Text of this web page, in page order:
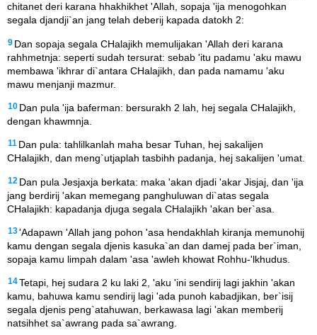
chitanet deri karana hhakhikhet 'Allah, sopaja 'ija menogohkan
segala djandji`an jang telah deberij kapada datokh 2:
9 Dan sopaja segala CHalajikh memulijakan 'Allah deri karana
rahhmetnja: seperti sudah tersurat: sebab 'itu padamu 'aku mawu
membawa 'ikhrar di`antara CHalajikh, dan pada namamu 'aku
mawu menjanji mazmur.
10 Dan pula 'ija baferman: bersurakh 2 lah, hej segala CHalajikh,
dengan khawmnja.
11 Dan pula: tahlilkanlah maha besar Tuhan, hej sakalijen
CHalajikh, dan meng`utjaplah tasbihh padanja, hej sakalijen 'umat.
12 Dan pula Jesjaxja berkata: maka 'akan djadi 'akar Jisjaj, dan 'ija
jang berdirij 'akan memegang panghuluwan di`atas segala
CHalajikh: kapadanja djuga segala CHalajikh 'akan ber`asa.
13'Adapawn 'Allah jang pohon 'asa hendakhlah kiranja memunohij
kamu dengan segala djenis kasuka`an dan damej pada ber`iman,
sopaja kamu limpah dalam 'asa 'awleh khowat Rohhu-'lkhudus.
14Tetapi, hej sudara 2 ku laki 2, 'aku 'ini sendirij lagi jakhin 'akan
kamu, bahuwa kamu sendirij lagi 'ada punoh kabadjikan, ber`isij
segala djenis peng`atahuwan, berkawasa lagi 'akan memberij
natsihhet sa`awrang pada sa`awrang.